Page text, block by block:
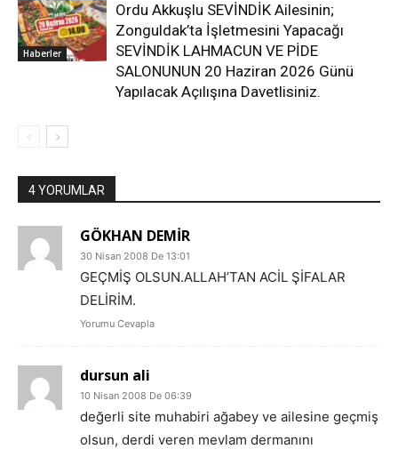
Haberler
Ordu Akkuşlu SEVİNDİK Ailesinin;
Zonguldak’ta İşletmesini Yapacağı
SEVİNDİK LAHMACUN VE PİDE
SALONUNUN 20 Haziran 2026 Günü
Yapılacak Açılışına Davetlisiniz.
4 YORUMLAR
GÖKHAN DEMİR
30 Nisan 2008 De 13:01
GEÇMİŞ OLSUN.ALLAH’TAN ACİL ŞİFALAR
DELİRİM.
Yorumu Cevapla
dursun ali
10 Nisan 2008 De 06:39
değerli site muhabiri ağabey ve ailesine geçmiş
olsun, derdi veren mevlam dermanını